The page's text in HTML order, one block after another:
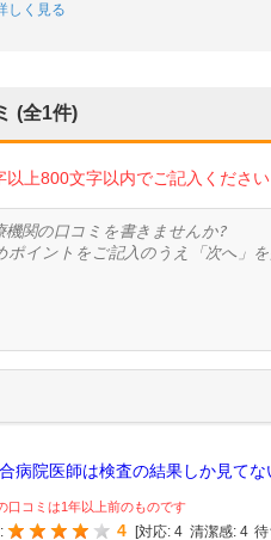
しく見る
(全1件)
上800文字以内でご記入ください
病院医師は検査の結果しか見てな
口コミは1年以上前のものです
4 [対応: 4 清潔感: 4 待